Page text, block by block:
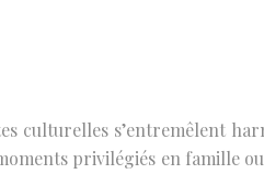
culturelles s’entremêlent
privilégiés en famille